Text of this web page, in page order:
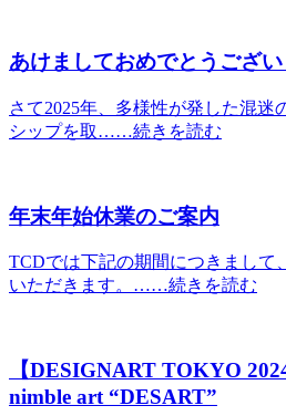
あけましておめでとうござ
さて2025年、多様性が発した混迷
シップを取……続きを読む
年末年始休業のご案内
TCDでは下記の期間につきまして
いただきます。……続きを読む
【DESIGNART TOKYO
nimble art “DESART”